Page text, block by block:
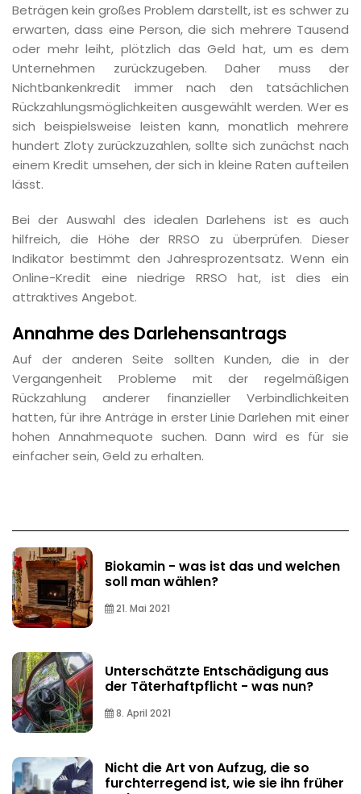
Beträgen kein großes Problem darstellt, ist es schwer zu
erwarten, dass eine Person, die sich mehrere Tausend
oder mehr leiht, plötzlich das Geld hat, um es dem
Unternehmen zurückzugeben. Daher muss der
Nichtbankenkredit immer nach den tatsächlichen
Rückzahlungsmöglichkeiten ausgewählt werden. Wer es
sich beispielsweise leisten kann, monatlich mehrere
hundert Zloty zurückzuzahlen, sollte sich zunächst nach
einem Kredit umsehen, der sich in kleine Raten aufteilen
lässt.
Bei der Auswahl des idealen Darlehens ist es auch
hilfreich, die Höhe der RRSO zu überprüfen. Dieser
Indikator bestimmt den Jahresprozentsatz. Wenn ein
Online-Kredit eine niedrige RRSO hat, ist dies ein
attraktives Angebot.
Annahme des Darlehensantrags
Auf der anderen Seite sollten Kunden, die in der
Vergangenheit Probleme mit der regelmäßigen
Rückzahlung anderer finanzieller Verbindlichkeiten
hatten, für ihre Anträge in erster Linie Darlehen mit einer
hohen Annahmequote suchen. Dann wird es für sie
einfacher sein, Geld zu erhalten.
Biokamin - was ist das und welchen
soll man wählen?
21. Mai 2021
Unterschätzte Entschädigung aus
der Täterhaftpflicht - was nun?
8. April 2021
Nicht die Art von Aufzug, die so
furchterregend ist, wie sie ihn früher